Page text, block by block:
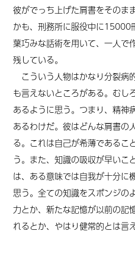
彼がでっち上げた肩書をそのま
かも、刑務所に服役中に15000
葉巧みな話術を用いて、一人で
残している。
こういう人物はかなり分裂病
も言えないところがある。むし
あるように思う。つまり、精神
あるわけだ。彼はどんな肩書の
る。これは自己が希薄であるこ
う。また、知識の吸収が早いこ
は、ある意味では自我が十分に
思う。全ての知識をスポンジの
力とか、新たな記憶が以前の記
れるとか、やはり健常的とは言